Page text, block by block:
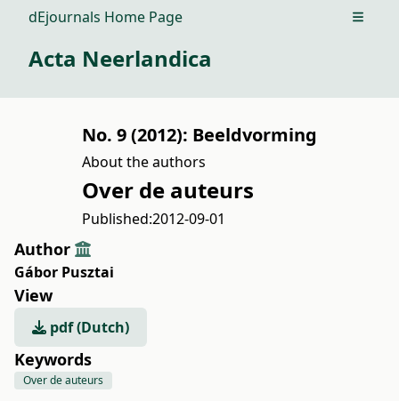
dEjournals Home Page Open
Acta Neerlandica
No. 9 (2012): Beeldvorming
About the authors
Over de auteurs
Published:2012-09-01
Author
Gábor Pusztai
View
pdf (Dutch)
Keywords
Over de auteurs